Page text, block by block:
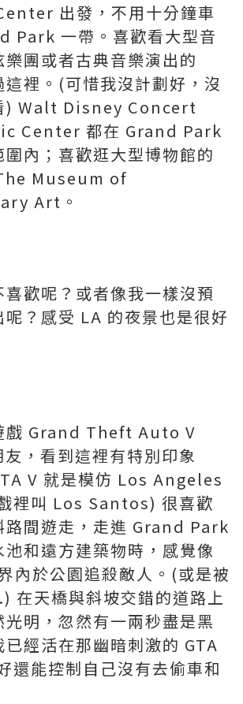
出發，不用十分鐘車
Park 一帶。喜歡看大型音
團或者古典音樂演出的
裡。(可惜我沒計劃好，沒
) Walt Disney Concert
Center 都在 Grand Park
內；喜歡逛大型博物館的
Museum of
Art。
歡呢？或者像我一樣沒預
呢？感受 LA 的夜景也是很好
戲 Grand Theft Auto V
，看到這裡有特別印象
V 就是模仿 Los Angeles
裡叫 Los Santos) 很喜歡
路間遊走，走進 Grand Park
和遠方建築物時，感覺像
內於公園追殺敵人。(或是被
在天橋與斜坡交錯的道路上
明，忽然有一兩秒盡是黑
經活在那幽暗刺激的 GTA
還能控制自己沒有去偷車和